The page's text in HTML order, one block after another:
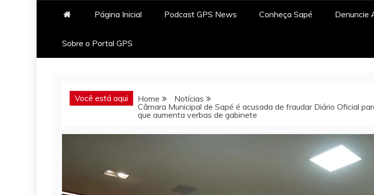
Página Inicial Podcast GPS News Conheça Sapé Denuncie
Sobre o Portal GPS
Você está aqui Home
Notícias
Câmara Municipal de Sapé é acusada de fraudar Diário Oficial
que aumenta verbas de gabinete